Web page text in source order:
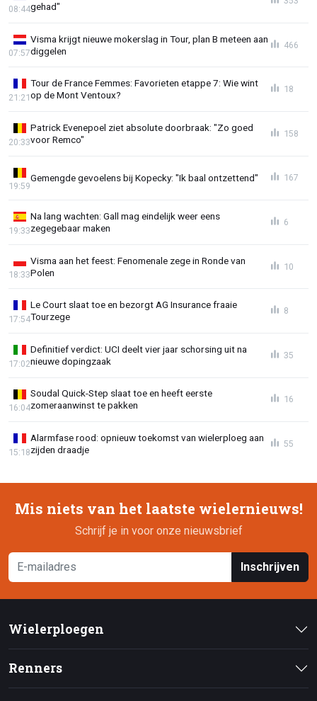
gehad"
08:44
Visma krijgt nieuwe mokerslag in Tour, plan B meteen aan
diggelen
07:57
466
Tour de France Femmes: Favorieten etappe 7: Wie wint
op de Mont Ventoux?
21:21
18
Patrick Evenepoel ziet absolute doorbraak: "Zo goed
voor Remco"
20:33
158
Gemengde gevoelens bij Kopecky: "Ik baal ontzettend"
19:59
167
Na lang wachten: Gall mag eindelijk weer eens
zegegebaar maken
19:33
6
Visma aan het feest: Fenomenale zege in Ronde van
Polen
18:33
10
Le Court slaat toe en bezorgt AG Insurance fraaie
Tourzege
17:54
8
Definitief verdict: UCI deelt vier jaar schorsing uit na
nieuwe dopingzaak
17:02
35
Soudal Quick-Step slaat toe en heeft eerste
zomeraanwinst te pakken
16:04
16
Alarmfase rood: opnieuw toekomst van wielerploeg aan
zijden draadje
15:18
55
Mis niets van het laatste wielernieuws!
Schrijf je in voor onze nieuwsbrief
Inschrijven
Wielerploegen
Renners